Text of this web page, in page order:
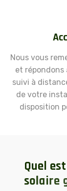
Nous vous
et répondons
suivi à
de votre
disposition
Quel est
solaire